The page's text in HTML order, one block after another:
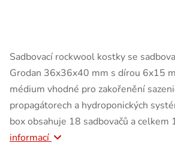
Sadbovací rockwool kostky se
Grodan 36x36x40 mm s dírou 6x15
médium vhodné pro zakořenění
propagátorech a hydroponických
box obsahuje 18 sadbovačů a celkem
informací